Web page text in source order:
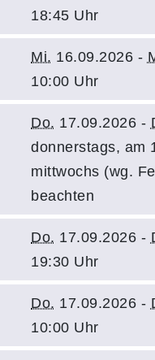
18:45 Uhr
Mi. 16.09.2026 -
10:00 Uhr
Do. 17.09.2026 -
donnerstags, am
mittwochs (wg.
beachten
Do. 17.09.2026 -
19:30 Uhr
Do. 17.09.2026 -
10:00 Uhr